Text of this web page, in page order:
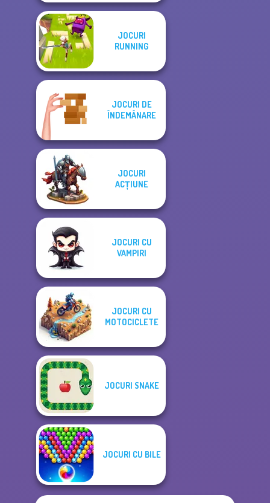
JOCURI
RUNNING
JOCURI DE
ÎNDEMÂNARE
JOCURI
ACȚIUNE
JOCURI CU
VAMPIRI
JOCURI CU
MOTOCICLETE
JOCURI SNAKE
JOCURI CU BILE